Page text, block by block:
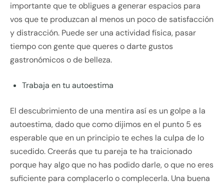
importante que te obligues a generar espacios para
vos que te produzcan al menos un poco de satisfacción
y distracción. Puede ser una actividad física, pasar
tiempo con gente que queres o darte gustos
gastronómicos o de belleza.
Trabaja en tu autoestima
El descubrimiento de una mentira así es un golpe a la
autoestima, dado que como dijimos en el punto 5 es
esperable que en un principio te eches la culpa de lo
sucedido. Creerás que tu pareja te ha traicionado
porque hay algo que no has podido darle, o que no eres
suficiente para complacerlo o complecerla. Una buena